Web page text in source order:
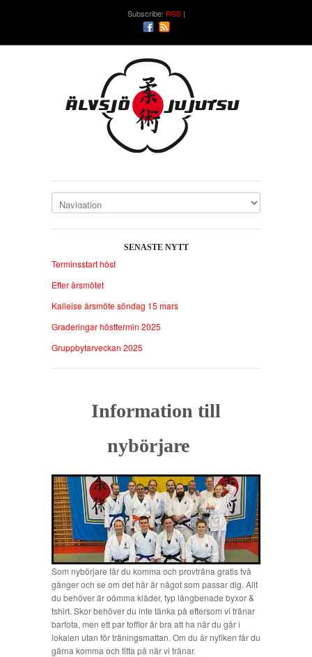
Subscribe: RSS
SENASTE NYTT
Terminsstart höst
Efter årsmötet
Kallelse årsmöte söndag 15 mars
Graderingar hösttermin 2025
Gruppbytarveckan 2025
Information till
nybörjare
Som nybörjare får du komma och provträna gratis två
gånger och se om det här är något som passar dig. Allt
du behöver är oömma kläder, typ långbenade byxor &
tshirt. Skor behöver du inte tänka på eftersom vi tränar
barfota, men ett par tofflor är bra att ha när du går i
lokalen utan för träningsmattan. Om du är nyfiken får du
gärna komma och titta på när vi tränar.